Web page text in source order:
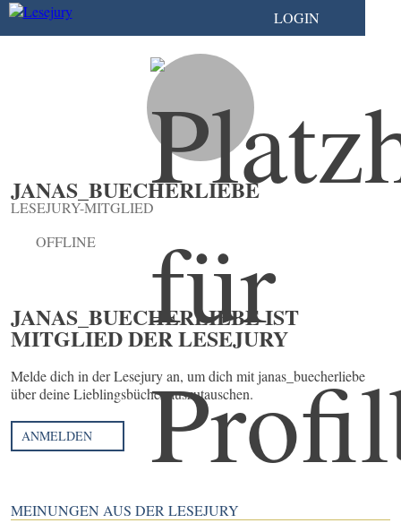
LOGIN
JANAS_BUECHERLIEBE
LESEJURY-MITGLIED
OFFLINE
JANAS_BUECHERLIEBE IST
MITGLIED DER LESEJURY
Melde dich in der Lesejury an, um dich mit janas_buecherliebe
über deine Lieblingsbücher auszutauschen.
ANMELDEN
MEINUNGEN AUS DER LESEJURY